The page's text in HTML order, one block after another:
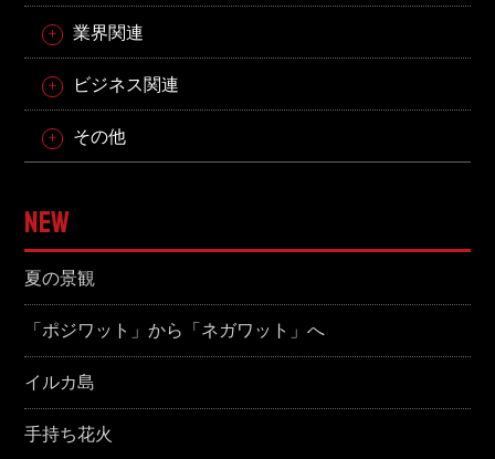
業界関連
ビジネス関連
その他
NEW
夏の景観
「ポジワット」から「ネガワット」へ
イルカ島
手持ち花火